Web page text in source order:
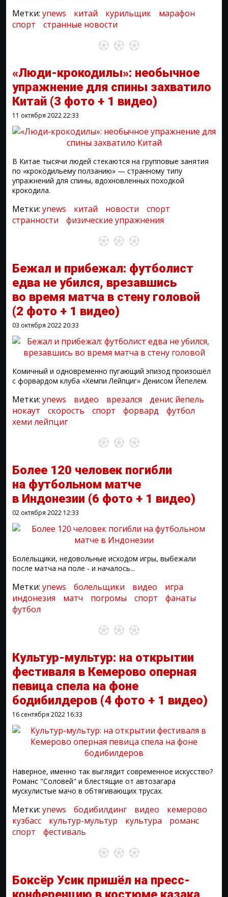
Метки: ynews китай курильщик
марафон
спорт
странные новости
«Люди-крокодилы»: необычное
упражнение для спины захватило
Китай (3 фото + 1 видео)
11 октября 202222:33
В Китае тысячи людей стекаются на групповые занятия
по «крокодильему ползанию» — странному типу
упражнений для спины, вдохновленных походкой
крокодила.
Метки: ynews китай новости
спорт
странности
физические упражнения
Бежал и прибежал: футболист
едва не убился, врезавшись
во время матча в стену головой
(2 фото + 1 видео)
03 октября 202220:33
Комичный и одновременно пугающий эпизод произошёл
с форвардом клуба «Хемпи Лейпциг» Денисом Йепелем.
Метки: ynews видео врезался
денис йепель
нокаут
скорость спорт форвард
футбол
хеми лейпциг
Более 120 человек погибли
на футбольном матче
в Индонезии (6 фото + 1 видео)
02 октября 2022 12:33
Болельщики, недовольные исходом игры, выбежали
после матча на поле - и началось...
Метки: ynews болельщики видео
игра
индонезия
матч погромы спорт
фанаты
футбол
Культур-мультур: на открытии
фестиваля в Кемерово оперная
певица спела на фоне
бодибилдеров (4 фото + 1 видео)
16 сентября 2022 16:33
Наверное, именно так выглядит современное искусство?
Романс "Соловей" и блестящие от автозагара
мускулистые мачо в обтягивающих трусах.
Метки: ynews бодибилдинг видео
кемерово
кузбасс
культур-мультур культура
романс
спорт
фестиваль
Боксёр Усик пришёл на пресс-